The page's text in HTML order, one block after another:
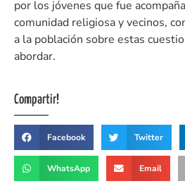
por los jóvenes que fue
comunidad religiosa y vecinos,
a la población sobre estas
abordar.
Compartir!
Facebook Twitter
WhatsApp Email